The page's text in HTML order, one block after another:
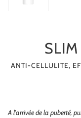
ANTI-CELLULITE,
A l'arrivée de la puberté,